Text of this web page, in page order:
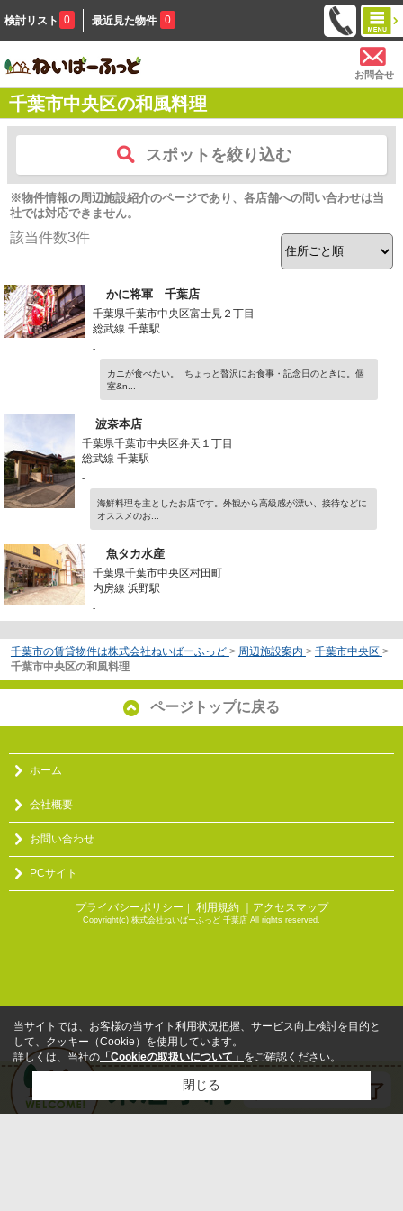
検討リスト 0 最近見た物件 0
お問合せ
千葉市中央区の和風料理
スポットを絞り込む
※物件情報の周辺施設紹介のページであり、各店舗への問い合わせは当
社では対応できません。
該当件数3件
かに将軍 千葉店
千葉県千葉市中央区富士見２丁目
総武線 千葉駅
-
カニが食べたい。 ちょっと贅沢にお食事・記念日のときに。個
室&n...
波奈本店
千葉県千葉市中央区弁天１丁目
総武線 千葉駅
-
海鮮料理を主としたお店です。外観から高級感が漂い、接待などに
オススメのお...
魚タカ水産
千葉県千葉市中央区村田町
内房線 浜野駅
-
千葉市の賃貸物件は株式会社ねいばーふっど > 周辺施設案内 > 千葉市中央区 >
千葉市中央区の和風料理
ページトップに戻る
ホーム
会社概要
お問い合わせ
PCサイト
プライバシーポリシー ｜ 利用規約 ｜アクセスマップ
Copyright(c) 株式会社ねいばーふっど 千葉店 All rights reserved.
当サイトでは、お客様の当サイト利用状況把握、サービス向上検討を目的と
して、クッキー（Cookie）を使用しています。
詳しくは、当社の 「Cookieの取扱いについて」 をご確認ください。
閉じる